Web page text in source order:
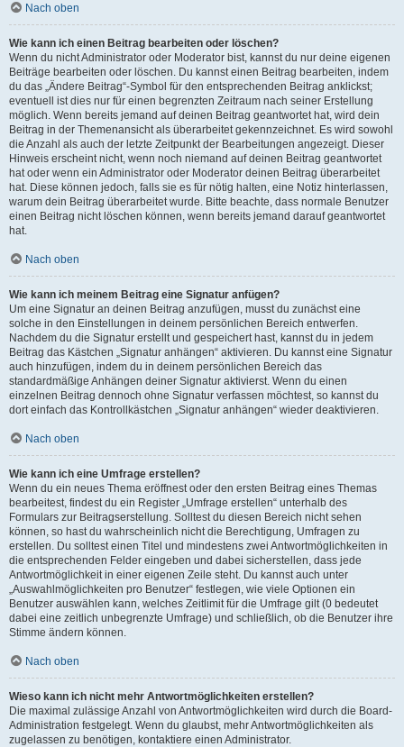
Nach oben
Wie kann ich einen Beitrag bearbeiten oder löschen?
Wenn du nicht Administrator oder Moderator bist, kannst du nur deine eigenen
Beiträge bearbeiten oder löschen. Du kannst einen Beitrag bearbeiten, indem
du das „Ändere Beitrag“-Symbol für den entsprechenden Beitrag anklickst;
eventuell ist dies nur für einen begrenzten Zeitraum nach seiner Erstellung
möglich. Wenn bereits jemand auf deinen Beitrag geantwortet hat, wird dein
Beitrag in der Themenansicht als überarbeitet gekennzeichnet. Es wird sowohl
die Anzahl als auch der letzte Zeitpunkt der Bearbeitungen angezeigt. Dieser
Hinweis erscheint nicht, wenn noch niemand auf deinen Beitrag geantwortet
hat oder wenn ein Administrator oder Moderator deinen Beitrag überarbeitet
hat. Diese können jedoch, falls sie es für nötig halten, eine Notiz hinterlassen,
warum dein Beitrag überarbeitet wurde. Bitte beachte, dass normale Benutzer
einen Beitrag nicht löschen können, wenn bereits jemand darauf geantwortet
hat.
Nach oben
Wie kann ich meinem Beitrag eine Signatur anfügen?
Um eine Signatur an deinen Beitrag anzufügen, musst du zunächst eine
solche in den Einstellungen in deinem persönlichen Bereich entwerfen.
Nachdem du die Signatur erstellt und gespeichert hast, kannst du in jedem
Beitrag das Kästchen „Signatur anhängen“ aktivieren. Du kannst eine Signatur
auch hinzufügen, indem du in deinem persönlichen Bereich das
standardmäßige Anhängen deiner Signatur aktivierst. Wenn du einen
einzelnen Beitrag dennoch ohne Signatur verfassen möchtest, so kannst du
dort einfach das Kontrollkästchen „Signatur anhängen“ wieder deaktivieren.
Nach oben
Wie kann ich eine Umfrage erstellen?
Wenn du ein neues Thema eröffnest oder den ersten Beitrag eines Themas
bearbeitest, findest du ein Register „Umfrage erstellen“ unterhalb des
Formulars zur Beitragserstellung. Solltest du diesen Bereich nicht sehen
können, so hast du wahrscheinlich nicht die Berechtigung, Umfragen zu
erstellen. Du solltest einen Titel und mindestens zwei Antwortmöglichkeiten in
die entsprechenden Felder eingeben und dabei sicherstellen, dass jede
Antwortmöglichkeit in einer eigenen Zeile steht. Du kannst auch unter
„Auswahlmöglichkeiten pro Benutzer“ festlegen, wie viele Optionen ein
Benutzer auswählen kann, welches Zeitlimit für die Umfrage gilt (0 bedeutet
dabei eine zeitlich unbegrenzte Umfrage) und schließlich, ob die Benutzer ihre
Stimme ändern können.
Nach oben
Wieso kann ich nicht mehr Antwortmöglichkeiten erstellen?
Die maximal zulässige Anzahl von Antwortmöglichkeiten wird durch die Board-
Administration festgelegt. Wenn du glaubst, mehr Antwortmöglichkeiten als
zugelassen zu benötigen, kontaktiere einen Administrator.